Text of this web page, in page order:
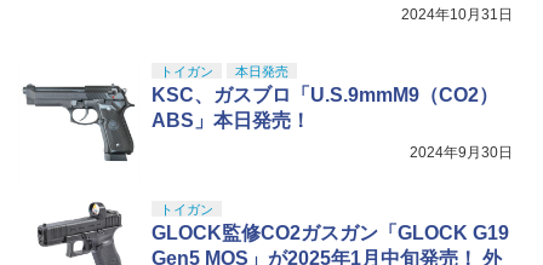
2024年10月31日
トイガン 本日発売
KSC、ガスブロ「U.S.9mmM9（CO2）
ABS」本日発売！
2024年9月30日
トイガン
GLOCK監修CO2ガスガン「GLOCK G19
Gen5 MOS」が2025年1月中旬発売！ 外